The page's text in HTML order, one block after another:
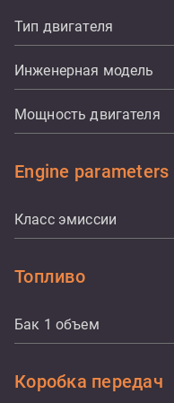
Тип двигателя
Инженерная модель
Мощность двигателя
Engine parameters
Класс эмиссии
Топливо
Бак 1 объем
Коробка передач